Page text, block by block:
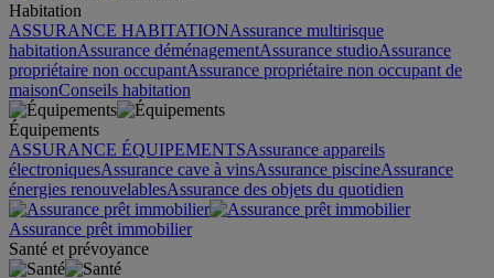
Habitation
ASSURANCE HABITATIONAssurance multirisque
habitationAssurance déménagementAssurance studioAssurance
propriétaire non occupantAssurance propriétaire non occupant de
maisonConseils habitation
Équipements
ASSURANCE ÉQUIPEMENTSAssurance appareils
électroniquesAssurance cave à vinsAssurance piscineAssurance
énergies renouvelablesAssurance des objets du quotidien
Assurance prêt immobilier
Santé et prévoyance